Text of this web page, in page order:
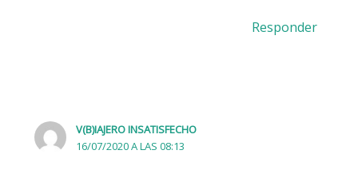
Responder
V(B)IAJERO INSATISFECHO
16/07/2020 A LAS 08:13